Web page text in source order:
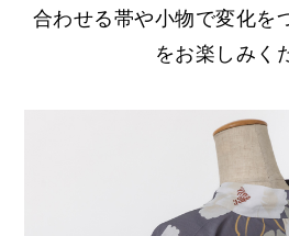
合わせる帯や小物で変化を
をお楽しみく